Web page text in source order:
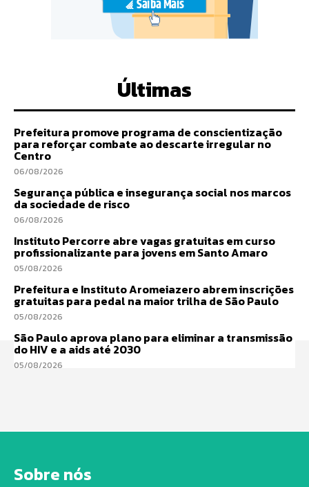
Últimas
Prefeitura promove programa de conscientização
para reforçar combate ao descarte irregular no
Centro
06/08/2026
Segurança pública e insegurança social nos marcos
da sociedade de risco
06/08/2026
Instituto Percorre abre vagas gratuitas em curso
profissionalizante para jovens em Santo Amaro
05/08/2026
Prefeitura e Instituto Aromeiazero abrem inscrições
gratuitas para pedal na maior trilha de São Paulo
05/08/2026
São Paulo aprova plano para eliminar a transmissão
do HIV e a aids até 2030
05/08/2026
Sobre nós